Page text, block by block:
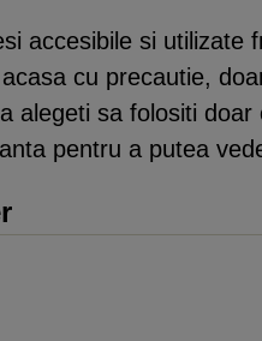
accesibile si
cu precautie,
alegeti sa folositi
pentru a putea